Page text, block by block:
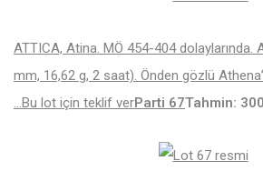
ATTICA, Atina. MÖ 454-404 dolaylarında.
mm, 16,62 g, 2 saat). Önden gözlü
Bu lot için teklif verParti 67Tahmin: